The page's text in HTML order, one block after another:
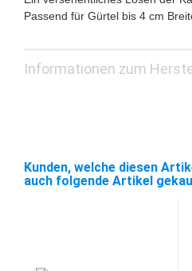
Passend für Gürtel bis 4 cm
Informationen zum
Kunden, welche diesen
auch folgende Artikel